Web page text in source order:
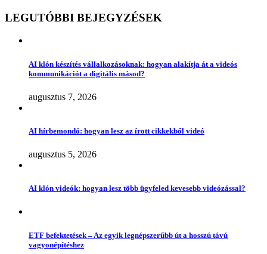
LEGUTÓBBI BEJEGYZÉSEK
AI klón készítés vállalkozásoknak: hogyan alakítja át a videós
kommunikációt a digitális másod?
augusztus 7, 2026
AI hírbemondó: hogyan lesz az írott cikkekből videó
augusztus 5, 2026
AI klón videók: hogyan lesz több ügyfeled kevesebb videózással?
ETF befektetések – Az egyik legnépszerűbb út a hosszú távú
vagyonépítéshez